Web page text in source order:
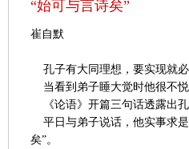
“始可与言诗矣”
崔自默
孔子有大同理想，要实现就必
当看到弟子睡大觉时他很不悦
《论语》开篇三句话透露出孔
平日与弟子说话，他实事求
矣”。